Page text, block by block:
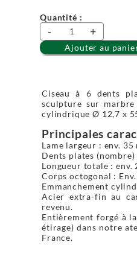
Quantité :
- +
Ajouter au
Ciseau à 6 dents
sculpture sur marbre
cylindrique Ø 12,7 x
Principales
Lame largeur : env. 35
Dents plates (nombre)
Longueur totale : env.
Corps octogonal :
Emmanchement
Acier extra-fin au
revenu.
Entièrement forgé à
étirage) dans notre
France.